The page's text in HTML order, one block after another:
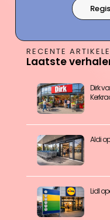
RECENTE
Laatste
Dirk
Aldi
Lidl